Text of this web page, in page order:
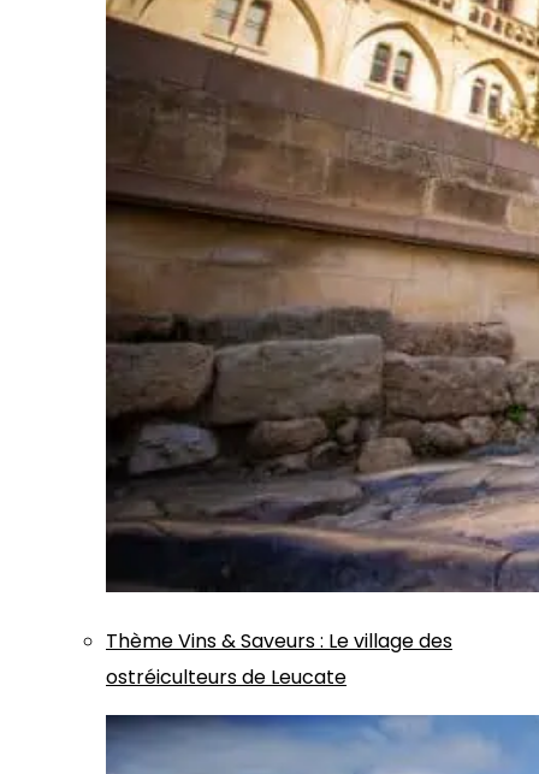
ThèmeVins & Saveurs: Le village des
ostréiculteurs de Leucate